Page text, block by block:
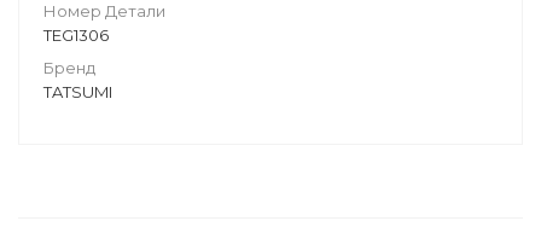
Номер Детали
TEG1306
Бренд
TATSUMI